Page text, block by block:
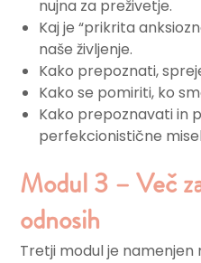
nujna za preživetje.
Kaj je “prikrita
naše življenje.
Kako prepoznati,
Kako se pomiriti, ko
Kako prepoznavati in
perfekcionistične
Modul 3 – Več
odnosih​
Tretji modul je